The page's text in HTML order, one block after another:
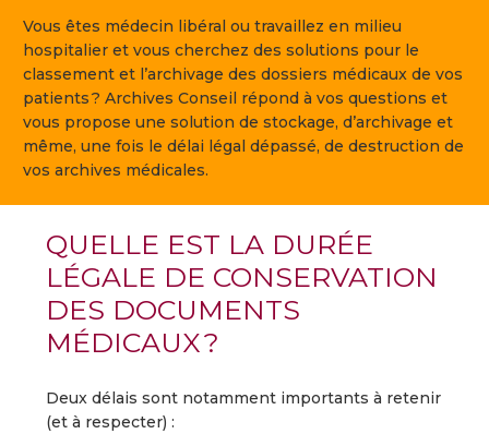
Vous êtes médecin libéral ou travaillez en milieu
hospitalier et vous cherchez des solutions pour le
classement et l’archivage des dossiers médicaux de vos
patients ? Archives Conseil répond à vos questions et
vous propose une solution de stockage, d’archivage et
même, une fois le délai légal dépassé, de destruction de
vos archives médicales.
QUELLE EST LA DURÉE
LÉGALE DE CONSERVATION
DES DOCUMENTS
MÉDICAUX ?
Deux délais sont notamment importants à retenir
(et à respecter) :